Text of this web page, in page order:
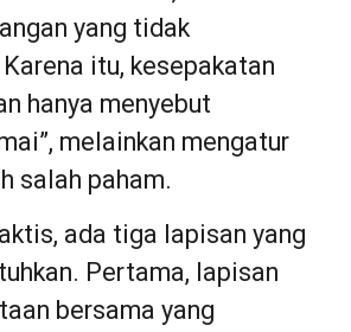
yang tidak
itu, kesepakatan
hanya menyebut
melainkan mengatur
salah paham.
ada tiga lapisan yang
Pertama, lapisan
bersama yang